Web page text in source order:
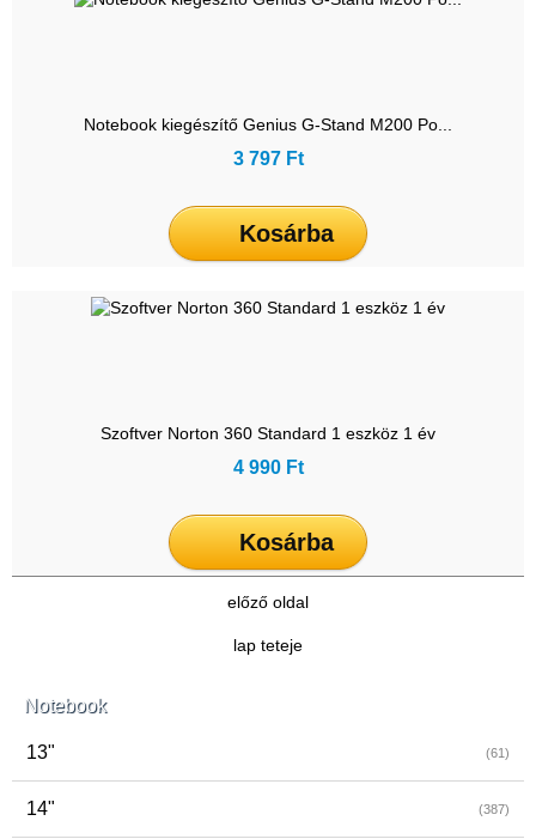
Notebook
13" (61)
14" (387)
Notebook kiegészítő Genius G-Stand M200 Po...
3 797 Ft
Kosárba
Szoftver Norton 360 Standard 1 eszköz 1 év
4 990 Ft
Kosárba
előző oldal
lap teteje